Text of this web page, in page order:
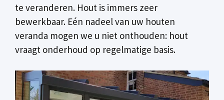
te veranderen. Hout is immers zeer
bewerkbaar. Eén nadeel van uw houten
veranda mogen we u niet onthouden: hout
vraagt onderhoud op regelmatige basis.